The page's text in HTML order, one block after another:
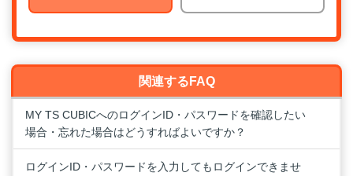
関連するFAQ
MY TS CUBICへのログインID・パスワードを確認したい
場合・忘れた場合はどうすればよいですか？
ログインID・パスワードを入力してもログインできませ